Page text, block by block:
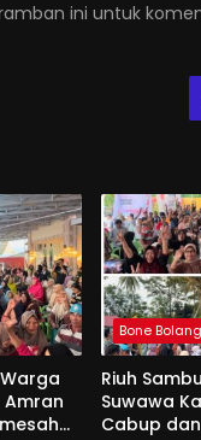
ini untuk
Amran
Bone
Riuh
Suwawa
Cabup